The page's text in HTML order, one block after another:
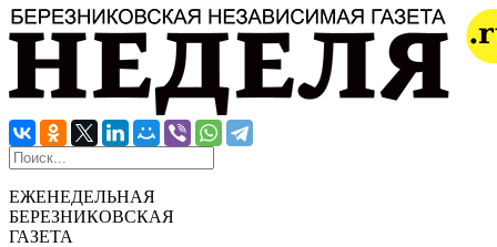
ЕЖЕНЕДЕЛЬНАЯ
БЕРЕЗНИКОВСКАЯ
ГАЗЕТА